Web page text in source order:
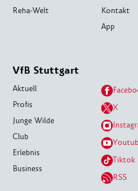
Reha-Welt
Kontakt
App
VfB Stuttgart
Aktuell
Profis
Junge Wilde
Club
Erlebnis
Business
X
Tiktok
RSS